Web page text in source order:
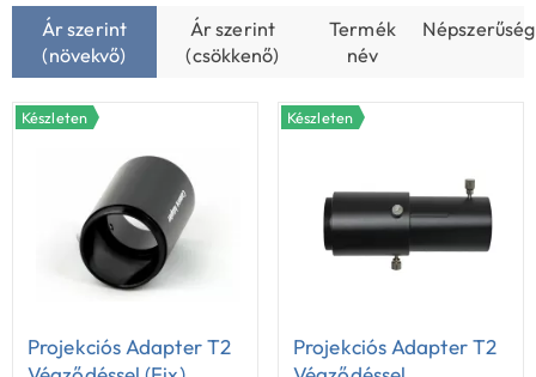
Ár szerint
(növekvő)
Ár szerint
(csökkenő)
Termék
név
Népszerűség
Készleten
Projekciós Adapter T2
Készleten
Projekciós Adapter T2